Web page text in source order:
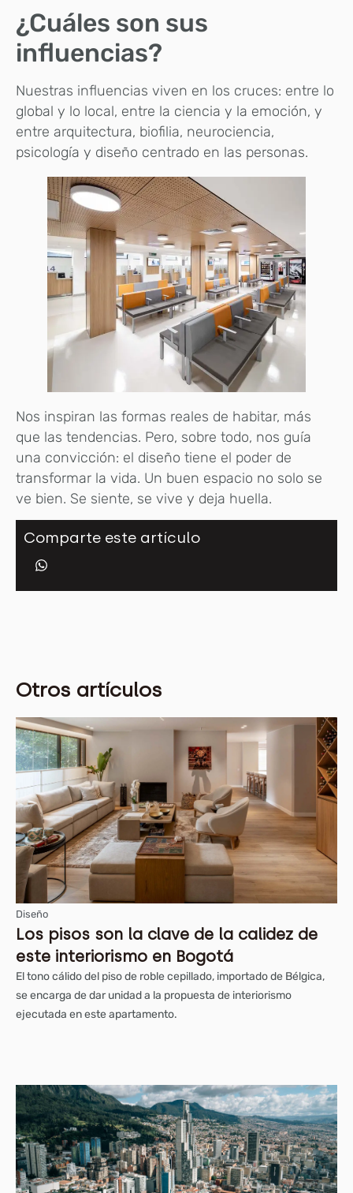
¿Cuáles son sus
influencias?
Nuestras influencias viven en los cruces: entre lo
global y lo local, entre la ciencia y la emoción, y
entre arquitectura, biofilia, neurociencia,
psicología y diseño centrado en las personas.
Nos inspiran las formas reales de habitar, más
que las tendencias. Pero, sobre todo, nos guía
una convicción: el diseño tiene el poder de
transformar la vida. Un buen espacio no solo se
ve bien. Se siente, se vive y deja huella.
Comparte este artículo
Otros artículos
Diseño
Los pisos son la clave de la calidez de
este interiorismo en Bogotá
El tono cálido del piso de roble cepillado, importado de Bélgica,
se encarga de dar unidad a la propuesta de interiorismo
ejecutada en este apartamento.